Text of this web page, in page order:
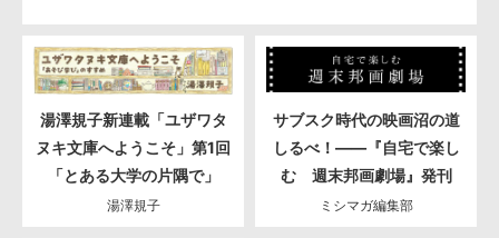
湯澤規子新連載「ユザワタ
ヌキ文庫へようこそ」第1回
「とある大学の片隅で」
湯澤規子
サブスク時代の映画沼の道
しるべ！――『自宅で楽し
む 週末邦画劇場』発刊
ミシマガ編集部